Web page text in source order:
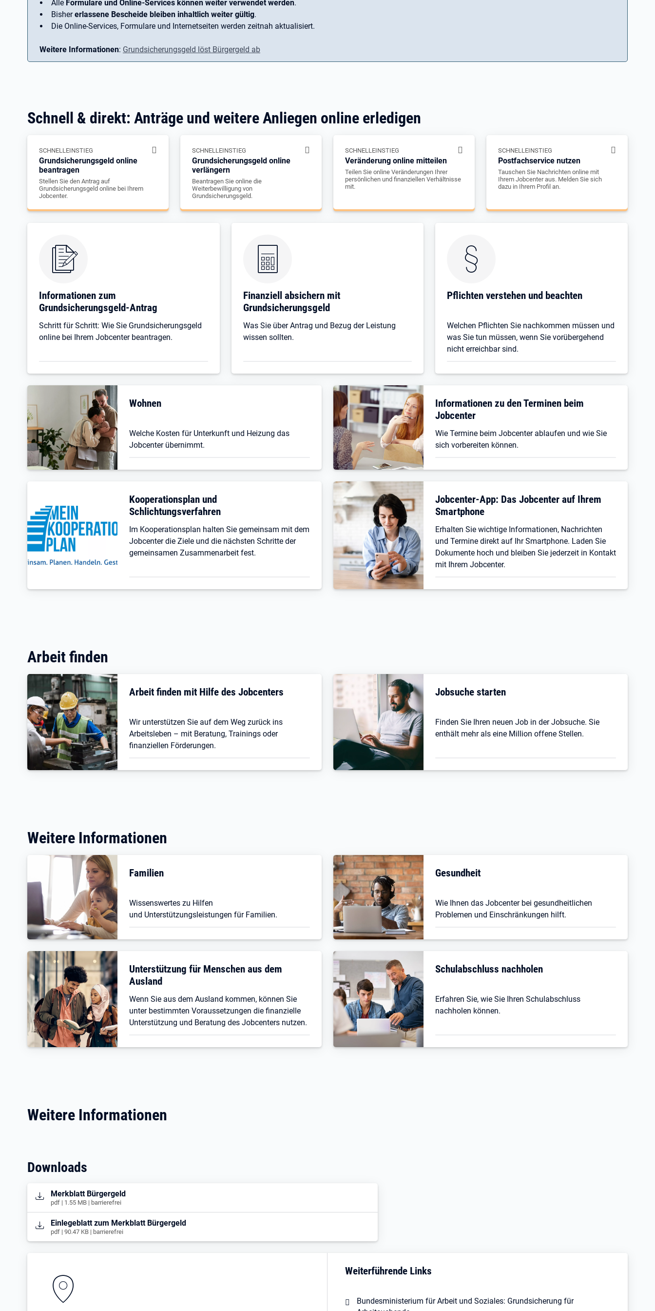
Alle Formulare und Online-Services können weiter verwendet werden.
Bishererlassene Bescheide bleiben inhaltlich weiter gültig.
Die Online-Services, Formulare und Internetseiten werden zeitnah aktualisiert.
Weitere Informationen: Grundsicherungsgeld löst Bürgergeld ab
Schnell & direkt: Anträge und weitere Anliegen online erledigen
SCHNELLEINSTIEG
Grundsicherungsgeld online
beantragen
Stellen Sie den Antrag auf
Grundsicherungsgeld online bei Ihrem
Jobcenter.
SCHNELLEINSTIEG
Grundsicherungsgeld online
verlängern
Beantragen Sie online die
Weiterbewilligung von
Grundsicherungsgeld.
SCHNELLEINSTIEG
Veränderung online mitteilen
Teilen Sie online Veränderungen Ihrer
persönlichen und finanziellen Verhältnisse
mit.
SCHNELLEINSTIEG
Postfachservice nutzen
Tauschen Sie Nachrichten online mit
Ihrem Jobcenter aus. Melden Sie sich
dazu in Ihrem Profil an.
Informationen zum
Grundsicherungsgeld-Antrag
Schritt für Schritt: Wie Sie Grundsicherungsgeld
online bei Ihrem Jobcenter beantragen.
Finanziell absichern mit
Grundsicherungsgeld
Was Sie über Antrag und Bezug der Leistung
wissen sollten.
Pflichten verstehen und beachten
Welchen Pflichten Sie nachkommen müssen und
was Sie tun müssen, wenn Sie vorübergehend
nicht erreichbar sind.
Wohnen
Welche Kosten für Unterkunft und Heizung das
Jobcenter übernimmt.
Informationen zu den Terminen beim
Jobcenter
Wie Termine beim Jobcenter ablaufen und wie Sie
sich vorbereiten können.
Kooperationsplan und
Schlichtungsverfahren
Im Kooperationsplan halten Sie gemeinsam mit dem
Jobcenter die Ziele und die nächsten Schritte der
gemeinsamen Zusammenarbeit fest.
Jobcenter-App: Das Jobcenter auf Ihrem
Smartphone
Erhalten Sie wichtige Informationen, Nachrichten
und Termine direkt auf Ihr Smartphone. Laden Sie
Dokumente hoch und bleiben Sie jederzeit in Kontakt
mit Ihrem Jobcenter.
Arbeit finden
Arbeit finden mit Hilfe des Jobcenters
Wir unterstützen Sie auf dem Weg zurück ins
Arbeitsleben – mit Beratung, Trainings oder
finanziellen Förderungen.
Jobsuche starten
Finden Sie Ihren neuen Job in der Jobsuche. Sie
enthält mehr als eine Million offene Stellen.
Weitere Informationen
Familien
Wissenswertes zu Hilfen
und Unterstützungsleistungen für Familien.
Gesundheit
Wie Ihnen das Jobcenter bei gesundheitlichen
Problemen und Einschränkungen hilft.
Unterstützung für Menschen aus dem
Ausland
Wenn Sie aus dem Ausland kommen, können Sie
unter bestimmten Voraussetzungen die finanzielle
Unterstützung und Beratung des Jobcenters nutzen.
Schulabschluss nachholen
Erfahren Sie, wie Sie Ihren Schulabschluss
nachholen können.
Weitere Informationen
Downloads
Öffnet in neuem Tab
Merkblatt Bürgergeld
pdf | 1.55 MB | barrierefrei
Öffnet in neuem Tab
Einlegeblatt zum Merkblatt Bürgergeld
pdf | 90.47 KB | barrierefrei
Weiterführende Links
Bundesministerium für Arbeit und Soziales: Grundsicherung für